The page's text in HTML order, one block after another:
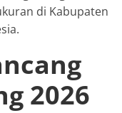
di Kabupaten
2026